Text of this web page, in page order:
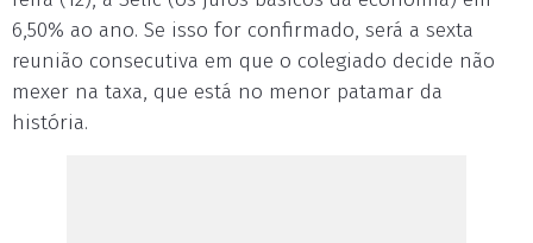
6,50% ao ano. Se isso for confirmado, será a sexta
reunião consecutiva em que o colegiado decide não
mexer na taxa, que está no menor patamar da
história.